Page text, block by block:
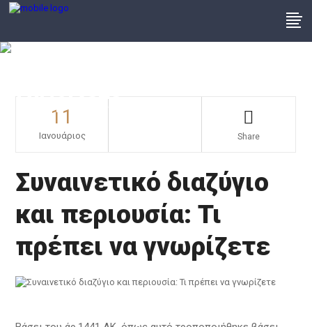
Γνωρίζετε
11
Ιανουάριος Share
Συναινετικό διαζύγιο
και περιουσία: Τι
πρέπει να γνωρίζετε